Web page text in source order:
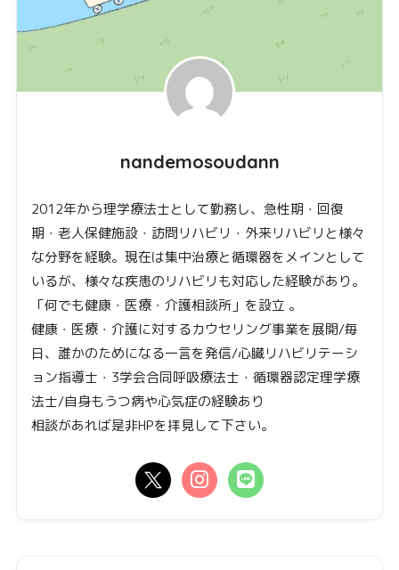
nandemosoudann
2012年から理学療法士として勤務し、急性期・回復
期・老人保健施設・訪問リハビリ・外来リハビリと様々
な分野を経験。現在は集中治療と循環器をメインとして
いるが、様々な疾患のリハビリも対応した経験があり。
「何でも健康・医療・介護相談所」を設立 。
健康・医療・介護に対するカウセリング事業を展開/毎
日、誰かのためになる一言を発信/心臓リハビリテーシ
ョン指導士・3学会合同呼吸療法士・循環器認定理学療
法士/自身もうつ病や心気症の経験あり
相談があれば是非HPを拝見して下さい。